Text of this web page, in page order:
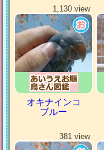
1,130 view
オキナインコ
ブルー
381 view